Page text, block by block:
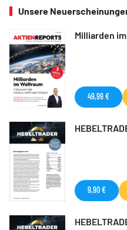
Unsere
Milliarden
49,99 €
9,90 €